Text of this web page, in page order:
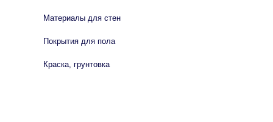
Материалы для стен
Покрытия для пола
Краска, грунтовка